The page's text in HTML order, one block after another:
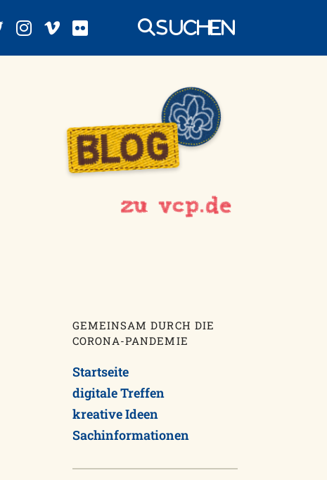
Suchen
GEMEINSAM DURCH DIE
CORONA-PANDEMIE
Startseite
digitale Treffen
kreative Ideen
Sachinformationen